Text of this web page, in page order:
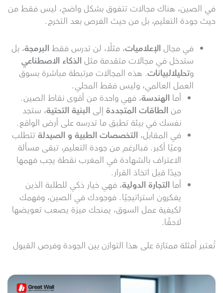
في الصين، هناك مجالات تتفوق بشكل واضح، ليس فقط من
حيث جودة التعليم، بل من حيث الفرص بعد التخرج.
في مجال الإعلاميات، مثلًا، لن تدرس فقط البرمجة، بل
ستدخل في مجالات متقدمة مثل الذكاء الاصطناعي
وتحليلالبيانات. هذه المجالات مرتبطة مباشرة بسوق
العمل العالمي، وليس فقط المحلي.
أما الهندسة، فهي واحدة من أقوى نقاط الصين.
من الطاقات المتجددة إلى البنية التحتية، ستجد
نفسك في بيئة تطبق ما تدرسه على أرض الواقع.
في المقابل، التخصصات الطبية و الصيدلةتتطلب
وعيًا أكبر. فبالرغم من جودة التعليم، تبقى مسألة
الاعتراف بالشهادة في المغرب نقطة يجب فهمها
جيدًا قبل اتخاذ القرار.
أما التجارة الدولية، فهي خيار ذكي للطلبة الذين
يفكرون استراتيجيًا. فوجودك في الصين، وفهمك
لكيفية عمل السوق، يمنحك ميزة يصعب تعويضها
لاحقًا.
تُعتبر أمثلة ممتازة على هذا التوازن بين الجودة وفرص القبول